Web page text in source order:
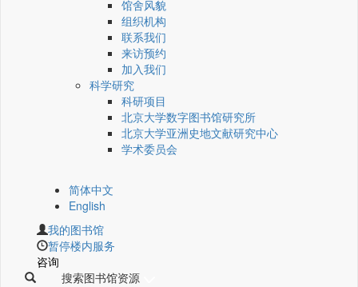
馆舍风貌
组织机构
联系我们
来访预约
加入我们
科学研究
科研项目
北京大学数字图书馆研究所
北京大学亚洲史地文献研究中心
学术委员会
简体中文
English
我的图书馆
暂停楼内服务
咨询
搜索图书馆资源